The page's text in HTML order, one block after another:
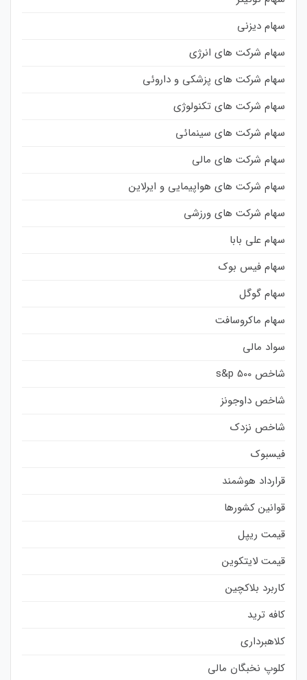
سهام دیزنی
سهام شرکت های انرژی
سهام شرکت های پزشکی و داروئی
سهام شرکت های تکنولوژی
سهام شرکت های سینمائی
سهام شرکت های مالی
سهام شرکت های هواپیمایی و ایرلاین
سهام شرکت های ورزشی
سهام علی بابا
سهام فیس بوک
سهام گوگل
سهام ماکروسافت
سواد مالی
شاخص s&p 500
شاخص داوجونز
شاخص نزدک
فیسبوک
قرارداد هوشمند
قوانین کشورها
قیمت ریپل
قیمت لایتکوین
کاربرد بلاکچین
کافه ترید
کلاهبرداری
کلوپ نخبگان مالی